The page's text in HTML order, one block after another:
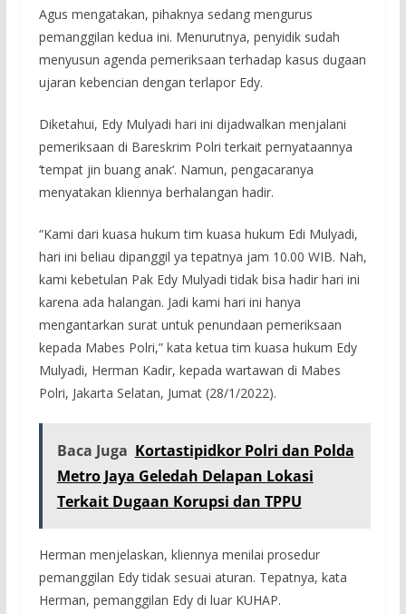
Agus mengatakan, pihaknya sedang mengurus
pemanggilan kedua ini. Menurutnya, penyidik sudah
menyusun agenda pemeriksaan terhadap kasus dugaan
ujaran kebencian dengan terlapor Edy.
Diketahui, Edy Mulyadi hari ini dijadwalkan menjalani
pemeriksaan di Bareskrim Polri terkait pernyataannya
‘tempat jin buang anak‘. Namun, pengacaranya
menyatakan kliennya berhalangan hadir.
“Kami dari kuasa hukum tim kuasa hukum Edi Mulyadi,
hari ini beliau dipanggil ya tepatnya jam 10.00 WIB. Nah,
kami kebetulan Pak Edy Mulyadi tidak bisa hadir hari ini
karena ada halangan. Jadi kami hari ini hanya
mengantarkan surat untuk penundaan pemeriksaan
kepada Mabes Polri,” kata ketua tim kuasa hukum Edy
Mulyadi, Herman Kadir, kepada wartawan di Mabes
Polri, Jakarta Selatan, Jumat (28/1/2022).
Baca Juga Kortastipidkor Polri dan Polda
Metro Jaya Geledah Delapan Lokasi
Terkait Dugaan Korupsi dan TPPU
Herman menjelaskan, kliennya menilai prosedur
pemanggilan Edy tidak sesuai aturan. Tepatnya, kata
Herman, pemanggilan Edy di luar KUHAP.